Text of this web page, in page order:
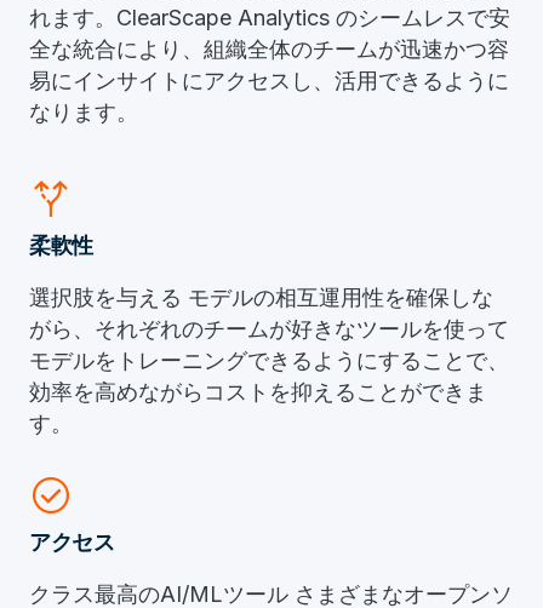
れます。ClearScape Analytics のシームレスで安
全な統合により、組織全体のチームが迅速かつ容
易にインサイトにアクセスし、活用できるように
なります。
alt_route
柔軟性
選択肢を与える モデルの相互運用性を確保しな
がら、それぞれのチームが好きなツールを使って
モデルをトレーニングできるようにすることで、
効率を高めながらコストを抑えることができま
す。
check_circle
アクセス
クラス最高のAI/MLツール さまざまなオープンソ